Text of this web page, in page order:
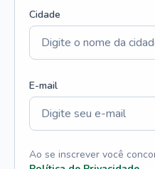
Cidade
E-mail
Ao se inscrever você